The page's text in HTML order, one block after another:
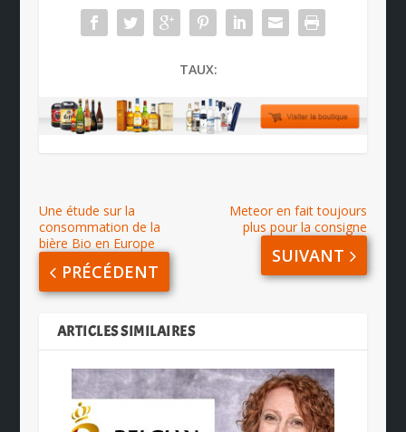
TAUX:
Une étude sur la
consommation de la
bière Bio en Europe
PRÉCÉDENT
Meteor en fait toujours
plus pour la consigne
SUIVANT
ARTICLES SIMILAIRES